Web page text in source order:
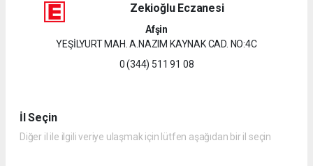
Zekioğlu Eczanesi
Afşin
YEŞİLYURT MAH. A.NAZIM KAYNAK CAD. NO:4C
0 (344) 511 91 08
İl Seçin
Diğer il ile ilgili veriye ulaşmak için lütfen aşağıdan bir il seçin